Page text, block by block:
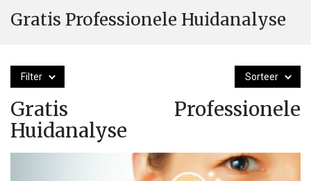
Gratis Professionele Huidanalyse
Filter Sorteer
Gratis Professionele
Huidanalyse